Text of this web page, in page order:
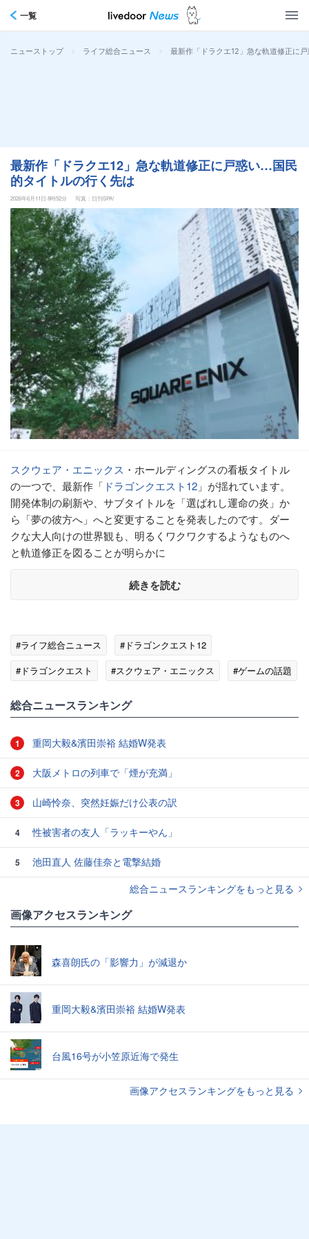
一覧
ニューストップ > ライフ総合ニュース > 最新作「ドラクエ12」急な軌道修正に
最新作「ドラクエ12」急な軌道修正に戸惑い…国民
的タイトルの行く先は
2026年6月11日 8時52分 写真：日刊SPA!
スクウェア・エニックス ・ホールディングスの看板タイトル
の一つで、最新作「 ドラゴンクエスト12 」が揺れています。
開発体制の刷新や、サブタイトルを「選ばれし運命の炎」か
ら「夢の彼方へ」へと変更することを発表したのです。ダー
クな大人向けの世界観も、明るくワクワクするようなものへ
と軌道修正を図ることが明らかに
続きを読む
#ライフ総合ニュース
#ドラゴンクエスト12
#ドラゴンクエスト
#スクウェア・エニックス #ゲームの話題
総合ニュースランキング
1 重岡大毅&濱田崇裕 結婚W発表
2 大阪メトロの列車で「煙が充満」
3 山崎怜奈、突然妊娠だけ公表の訳
4 性被害者の友人「ラッキーやん」
5
池田直人 佐藤佳奈と電撃結婚
総合ニュースランキングをもっと見る
画像アクセスランキング
森喜朗氏の「影響力」が減退か
重岡大毅&濱田崇裕 結婚W発表
台風16号が小笠原近海で発生
画像アクセスランキングをもっと見る